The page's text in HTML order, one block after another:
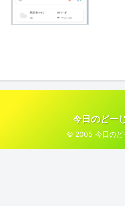
今日のどー
© 2005 今日のど